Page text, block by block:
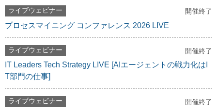
ライブウェビナー 開催終了
プロセスマイニング コンファレンス 2026 LIVE
ライブウェビナー 開催終了
IT Leaders Tech Strategy LIVE [AIエージェントの戦力化はI
T部門の仕事]
ライブウェビナー 開催終了